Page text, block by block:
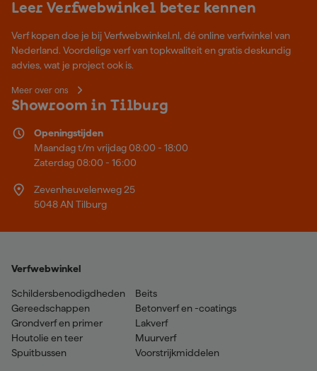
Leer Verfwebwinkel beter kennen
Verf kopen doe je bij Verfwebwinkel.nl, dé online verfwinkel van
Nederland. Voordelige verf van topkwaliteit en gratis deskundig
advies, wat je project ook is.
Meer over ons
Showroom in Tilburg
Openingstijden
Maandag t/m vrijdag 08:00 - 18:00
Zaterdag 08:00 - 16:00
Zevenheuvelenweg 25
5048 AN Tilburg
Verfwebwinkel
Schildersbenodigdheden
Gereedschappen
Grondverf en primer
Houtolie en teer
Spuitbussen
Beits
Betonverf en -coatings
Lakverf
Muurverf
Voorstrijkmiddelen